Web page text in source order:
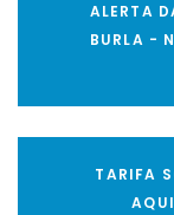
ALERTA
BURLA -
TARIFA